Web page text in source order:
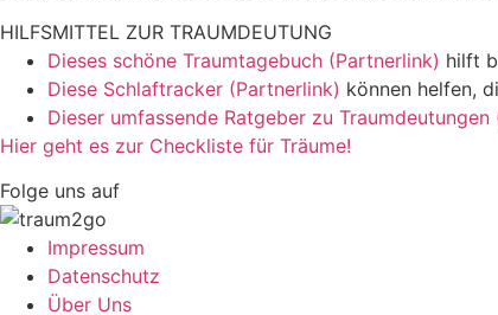
HILFSMITTEL ZUR TRAUMDEUTUNG
Dieses schöne Traumtagebuch (Partnerlink) hilft
Diese Schlaftracker (Partnerlink) können helfen,
Dieser umfassende Ratgeber zu Traumdeutungen
Hier geht es zur Checkliste für Träume!
Folge uns auf
Impressum
Datenschutz
Über Uns